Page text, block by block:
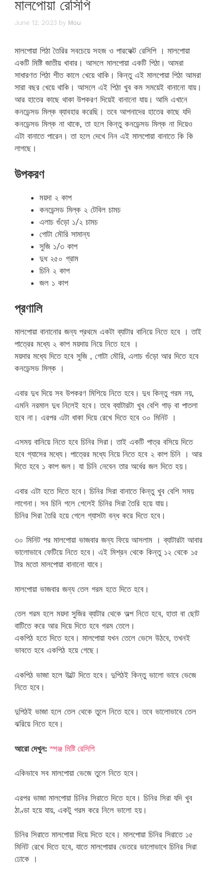
মালপোয়া রেসিপি
June 12, 2023 by Mou
মালপোয়া পিঠা তৈরির সবচেয়ে সহজ ও পারফেক্ট রেসিপি । মালপোয়া
একটি মিষ্টি জাতীয় খাবার। আসলে মালপোয়া একটি পিঠা। আমরা
সাধারণত পিঠা শীত কালে খেয়ে থাকি। কিন্তু এই মালপোয়া পিঠা আমরা
সারা বছর খেয়ে থাকি। আসলে এই পিঠা খুব কম সময়েই বানানো যায়।
আর হাতের কাছে থাকা উপকরণ দিয়েই বানানো যায়। আমি এখানে
কনডেন্সড মিল্ক ব্যাবহার করেছি। তবে আপনাদের হাতের কাছে যদি
কনডেন্সড মিল্ক না থাকে, তা হলে কিন্তু কনডেন্সড মিল্ক না দিয়েও
এটা বানাতে পারেন। তা হলে দেখে নিন এই মালপোয়া বানাতে কি কি
লাগছে।
উপকরণ
ময়দা ২ কাপ
কনডেন্সড মিল্ক ২ টেবিল চামচ
এলাচ গুঁড়ো ১/২ চামচ
গোটা মৌরি সামান্য
সুজি ১/৩ কাপ
দুধ ২৫০ গ্রাম
চিনি ২ কাপ
জল ১ কাপ
প্রণালি
মালপোয়া বানানোর জন্য প্রথমে একটা ব্যাটার বানিয়ে নিতে হবে । তাই
পাত্রের মধ্যে ২ কাপ ময়দায় নিয়ে নিতে হবে ।
ময়দার মধ্যে দিতে হবে সুজি , গোটা মৌরি, এলাচ গুঁড়ো আর দিতে হবে
কনডেন্সড মিল্ক ।
এবার দুধ দিয়ে সব উপকরণ মিশিয়ে নিতে হবে। দুধ কিন্তু গরম নয়,
এমনি নরমাল দুধ নিলেই হবে। তবে ব্যাটারটা খুব বেশি গাড় বা পাতলা
হবে না। এরপর এটা ধাকা দিয়ে রেখে দিতে হবে ৩০ মিনিট ।
এসময় বানিয়ে নিতে হবে চিনির সিরা। তাই একটি পাত্র বসিয়ে দিতে
হবে গ্যাসের মধ্যে। পাত্রের মধ্যে নিয়ে নিতে হবে ২ কাপ চিনি । আর
দিতে হবে ১ কাপ জল। যা চিনি নেবেন তার অর্ধের জল দিতে হয়।
এবার এটা হতে দিতে হবে। চিনির সিরা বানাতে কিন্তু খুব বেশি সময়
লাগেনা। সব চিনি গলে গেলেই চিনির সিরা তৈরি হয়ে যায়।
চিনির সিরা তৈরি হয়ে গেলে গ্যাসটা বন্ধ করে দিতে হবে।
৩০ মিনিট পর মালপোয়া ভাজবার জন্য ফিয়ে আসলাম । ব্যাটারটা আবার
ভালোভাবে ফেটিয়ে নিতে হবে। এই মিশ্রন থেকে কিন্তু ১২ থেকে ১৫
টার মতো মালপোয়া বানানো যাবে।
মালপোয়া ভাজবার জন্য তেল গরম হতে দিতে হবে।
তেল গরম হলে ময়দা সুজির ব্যাটার থেকে অল্প নিতে হবে, হাতা বা ছোট
বাটিতে করে আর দিয়ে দিতে হবে গরম তেলে।
একপিঠ হতে দিতে হবে। মালপোয়া যখন তেলে ভেসে উঠবে, তখনই
ভাবতে হবে একপিঠ হয়ে গেছে।
একপিঠ ভাজা হলে উল্টে দিতে হবে। দুপিঠই কিন্তু ভালো ভাবে ভেজে
নিতে হবে।
দুপিঠই ভাজা হলে তেল থেকে তুলে নিতে হবে। তবে ভালোভাবে তেল
ঝরিয়ে নিতে হবে।
আরো দেখুন:স্পঞ্জ মিষ্টি রেসিপি
একিভাবে সব মালপোয়া ভেজে তুলে নিতে হবে।
এরপর ভাজা মালপোয়া চিনির সিরাতে দিতে হবে। চিনির সিরা যদি খুব
ঠাণ্ডা হয়ে যায়, একটু গরম করে নিলে ভালো হয়।
চিনির সিরাতে মালপোয়া দিয়ে দিতে হবে। মালপোয়া চিনির সিরাতে ১৫
মিনিট রেখে দিতে হবে, যাতে মালপোয়ার ভেতরে ভালোভাবে চিনির সিরা
ঢোকে ।